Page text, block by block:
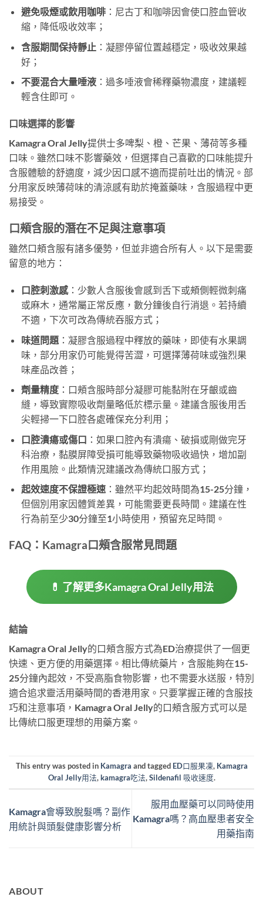
避免吸煙或飲用咖啡：尼古丁和咖啡因會使口腔血管收
縮，降低吸收效率；
含服期間保持靜止：凝膠停留位置越穩定，吸收效果越
好；
不要混合大量唾液：過多唾液會稀釋藥物濃度，建議輕
輕含住即可。
口味選擇的影響
Kamagra Oral Jelly提供士多啤梨、橙、芒果、薄荷等多種
口味。雖然口味不影響藥效，但選擇自己喜歡的口味能提升
含服體驗的舒適度，減少因口感不適而提前吐出的情況。部
分用家反映薄荷味的清涼感有助於掩蓋藥味，含服過程中更
易接受。
口頰含服的潛在不足與注意事項
雖然口頰含服有諸多優勢，但並非適合所有人。以下是需要
留意的地方：
口腔刺激感：少數人含服後會感到舌下或頰側輕微刺痛
或麻木，通常屬正常反應，數分鐘後自行消退。若持續
不適，下次可改為傳統吞服方式；
味道問題：凝膠含服過程中釋放的藥味，即使有水果調
味，部分用家仍可能覺得苦澀，可選擇薄荷味或強烈果
味產品改善；
劑量精度：口頰含服時部分凝膠可能黏附在牙齦或齒
縫，導致實際吸收劑量略低於標示量。建議含服後用舌
尖輕掃一下口腔各處確保充分利用；
口腔潰瘍或傷口 ：如果口腔內有潰瘍、破損或剛做完牙
科治療，黏膜屏障受損可能導致藥物吸收過快，增加副
作用風險。此類情況建議改為傳統口服方式；
起效速度不保證極速：雖然平均起效時間為15-25分鐘，
但個別用家因體質差異，可能需要更長時間。建議在性
行為前至少30分鐘至1小時使用，預留充足時間。
FAQ：Kamagra口頰含服常見問題
💊 了解更多Kamagra Oral Jelly用法
結論
Kamagra Oral Jelly的口頰含服方式為ED治療提供了一個更
快速、更方便的用藥選擇。相比傳統藥片，含服能夠在15-
25分鐘內起效，不受高脂食物影響，也不需要水送服，特別
適合追求靈活用藥時間的香港用家。只要掌握正確的含服技
巧和注意事項，Kamagra Oral Jelly的口頰含服方式可以是
比傳統口服更理想的用藥方案。
This entry was posted in Kamagra and tagged ED口服果凍, Kamagra
Oral Jelly用法,kamagra吃法,Sildenafil 吸收速度.
Kamagra會導致脫髮嗎？副作
用統計與頭髮健康影響分析
服用血壓藥可以同時使用
Kamagra嗎？高血壓患者安全
用藥指南
ABOUT